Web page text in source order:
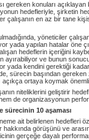
gereken konuları
hedefleriyle, şirketin
çalışanın en az bir tane
yöneticiler
yada yapılan hatalar öne
hedeflerin içeriğini
ayırabiliyor ve bunun
yada kendini gerektiği
sürecin başından gereken
ortaya koymak önemli.
niteliklerini geliştirir
de organizasyonun
sürecinin 10 aşaması
ait belirlenen hedefleri
hakkında görüşünü ve
gerçeğe dayalı